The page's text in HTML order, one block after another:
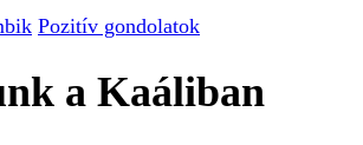
Pozitív gondolatok
a Kaáliban